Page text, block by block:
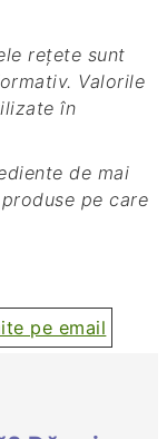
Valorile
în
pe care
pe email